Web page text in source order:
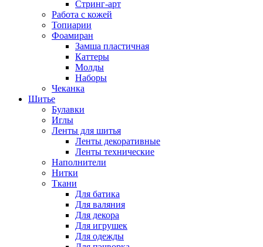
Стринг-арт
Работа с кожей
Топиарии
Фоамиран
Замша пластичная
Каттеры
Молды
Наборы
Чеканка
Шитье
Булавки
Иглы
Ленты для шитья
Ленты декоративные
Ленты технические
Наполнители
Нитки
Ткани
Для батика
Для валяния
Для декора
Для игрушек
Для одежды